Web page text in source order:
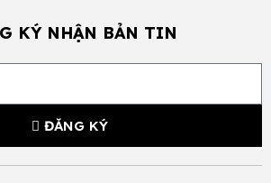
KÝ NHẬN BẢN TIN
ĐĂNG KÝ